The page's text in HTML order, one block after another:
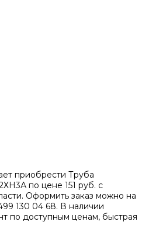
приобрести Труба
по цене 151 руб. с
Оформить заказ можно на
130 04 68. В наличии
по доступным ценам, быстрая